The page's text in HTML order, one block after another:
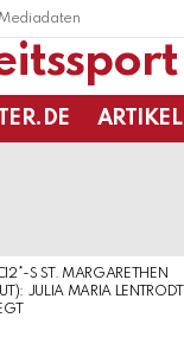
Mediadaten
ARTIKEL
S ST. MARGARETHEN
JULIA MARIA LENTRODT